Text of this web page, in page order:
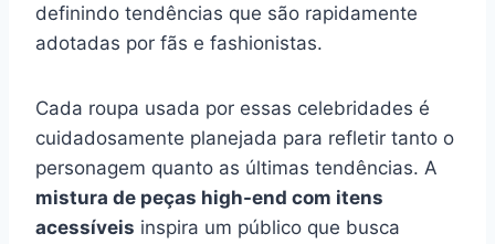
definindo tendências que são rapidamente
adotadas por fãs e fashionistas.
Cada roupa usada por essas celebridades é
cuidadosamente planejada para refletir tanto o
personagem quanto as últimas tendências. A
mistura de peças high-end com itens
acessíveis inspira um público que busca